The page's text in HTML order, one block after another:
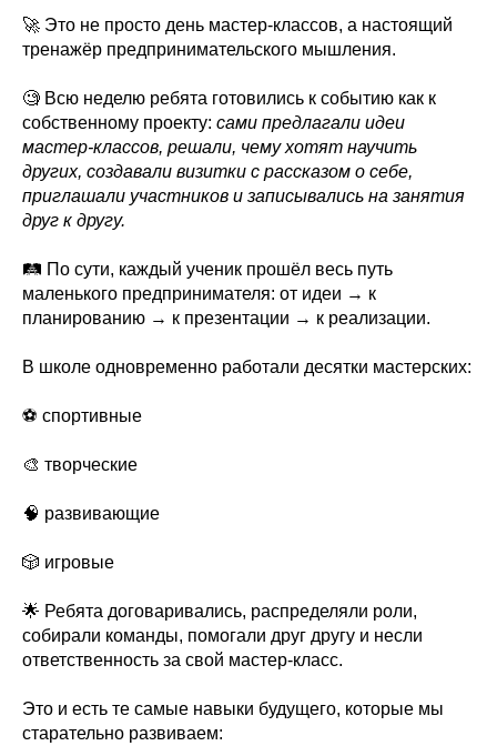
🚀 Это не просто день мастер-классов, а настоящий
тренажёр предпринимательского мышления.
🧐 Всю неделю ребята готовились к событию как к
собственному проекту: сами предлагали идеи
мастер-классов, решали, чему хотят научить
других, создавали визитки с рассказом о себе,
приглашали участников и записывались на занятия
друг к другу.
🛤️ По сути, каждый ученик прошёл весь путь
маленького предпринимателя: от идеи → к
планированию → к презентации → к реализации.
В школе одновременно работали десятки мастерских:
⚽ спортивные
🎨 творческие
🧠 развивающие
🎲 игровые
🌟 Ребята договаривались, распределяли роли,
собирали команды, помогали друг другу и несли
ответственность за свой мастер-класс.
Это и есть те самые навыки будущего, которые мы
старательно развиваем: